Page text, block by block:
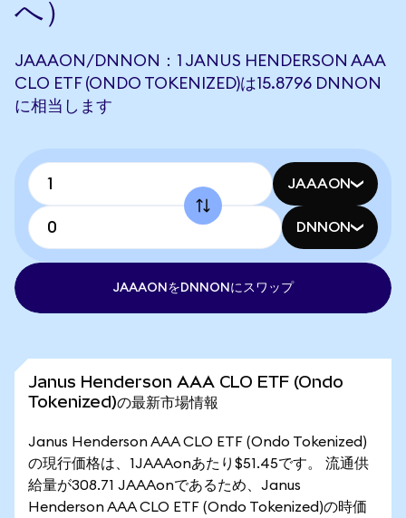
へ）
JAAAON/DNNON：1 JANUS HENDERSON AAA
CLO ETF (ONDO TOKENIZED)は15.8796 DNNON
に相当します
JAAAON
DNNON
JAAAONをDNNONにスワップ
Janus Henderson AAA CLO ETF (Ondo
Tokenized)の最新市場情報
Janus Henderson AAA CLO ETF (Ondo Tokenized)
の現行価格は、1JAAAonあたり$51.45です。 流通供
給量が308.71 JAAAonであるため、Janus
Henderson AAA CLO ETF (Ondo Tokenized)の時価